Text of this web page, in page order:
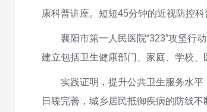
康科普讲座。短短45分钟的近视防控
襄阳市第一人民医院“323”攻坚行
建立包括卫生健康部门、家庭、学校、
实践证明，提升公共卫生服务水
日臻完善，城乡居民抵御疾病的防线不